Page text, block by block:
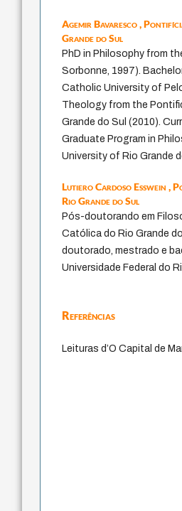
Agemir Bavaresco ,
Grande do Sul
PhD in Philosophy from
Sorbonne, 1997).
Catholic University of
Theology from the
Grande do Sul (2010).
Graduate Program in
University of Rio Grande
Lutiero Cardoso Esswein ,
Rio Grande do Sul
Pós-doutorando em
Católica do Rio Grande
doutorado, mestrado e
Universidade Federal do
Referências
Leituras d’O Capital de